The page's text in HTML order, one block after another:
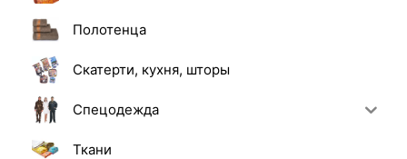
Полотенца
Скатерти, кухня, шторы
Спецодежда
Ткани